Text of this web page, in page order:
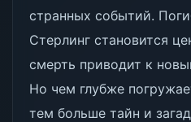
странных событий.
Стерлинг становится
смерть приводит к
Но чем глубже
тем больше тайн и